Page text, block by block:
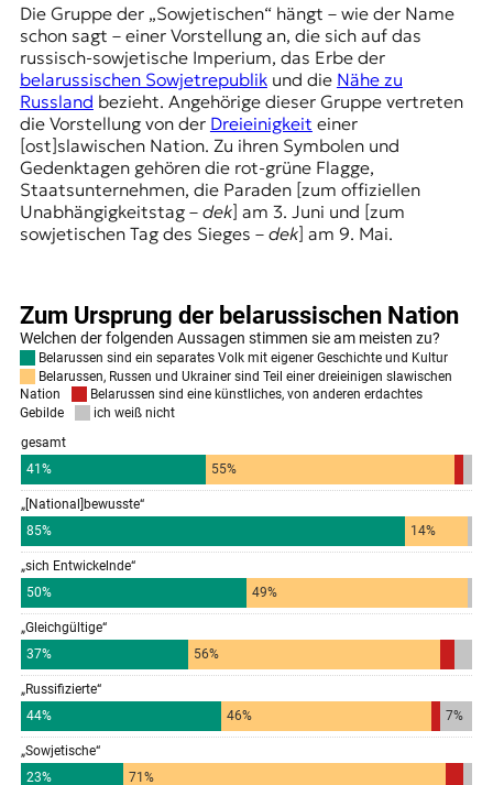
Die Gruppe der „Sowjetischen“ hängt – wie der Name
schon sagt – einer Vorstellung an, die sich auf das
russisch-sowjetische Imperium, das Erbe der
belarussischen Sowjetrepublikund die Nähe zu
Russland bezieht. Angehörige dieser Gruppe vertreten
die Vorstellung von der Dreieinigkeit einer
[ost]slawischen Nation. Zu ihren Symbolen und
Gedenktagen gehören die rot-grüne Flagge,
Staatsunternehmen, die Paraden [zum offiziellen
Unabhängigkeitstag – dek] am 3. Juni und [zum
sowjetischen Tag des Sieges – dek] am 9. Mai.